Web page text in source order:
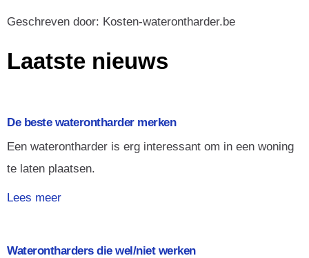
Geschreven door: Kosten-waterontharder.be
Laatste nieuws
De beste waterontharder merken
Een waterontharder is erg interessant om in een woning
te laten plaatsen.
Lees meer
Waterontharders die wel/niet werken